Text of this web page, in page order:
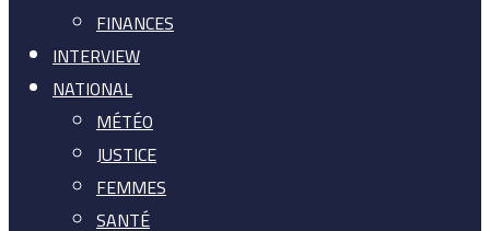
FINANCES
INTERVIEW
NATIONAL
MÉTÉO
JUSTICE
FEMMES
SANTÉ